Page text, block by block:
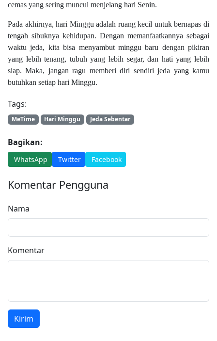
cemas yang sering muncul menjelang hari Senin.
Pada akhirnya, hari Minggu adalah ruang kecil untuk bernapas di
tengah sibuknya kehidupan. Dengan memanfaatkannya sebagai
waktu jeda, kita bisa menyambut minggu baru dengan pikiran
yang lebih tenang, tubuh yang lebih segar, dan hati yang lebih
siap. Maka, jangan ragu memberi diri sendiri jeda yang kamu
butuhkan setiap hari Minggu.
Tags:
MeTime Hari Minggu Jeda Sebentar
Bagikan:
WhatsApp Twitter Facebook
Komentar Pengguna
Nama
Komentar
Kirim